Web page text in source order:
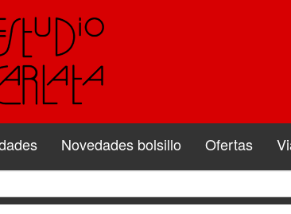
Novedades bolsillo Ofertas